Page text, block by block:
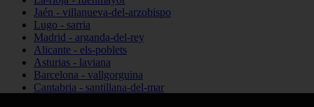
Jaén - villanueva-del-arzobispo
Lugo - sarria
Madrid - arganda-del-rey
Alicante - els-poblets
Asturias - laviana
Barcelona - vallgorguina
Cantabria - santillana-del-mar